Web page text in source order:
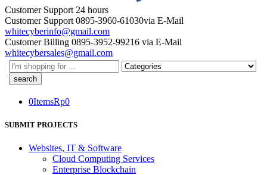
Customer Support 24 hours
Customer Support 0895-3960-61030via E-Mail
whitecyberinfo@gmail.com
Customer Billing 0895-3952-99216 via E-Mail
whitecybersales@gmail.com
Search
here
0ItemsRp0
SUBMIT PROJECTS
Websites, IT & Software
Cloud Computing Services
Enterprise Blockchain